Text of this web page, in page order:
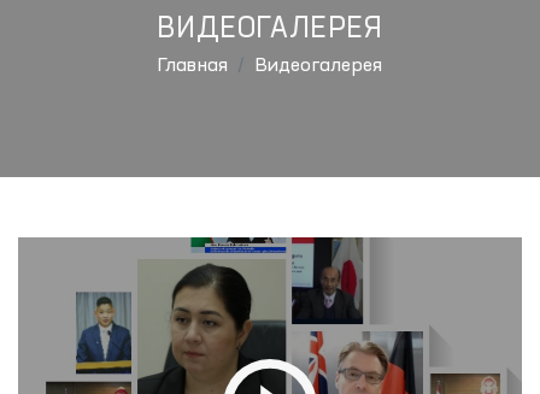
ВИДЕОГАЛЕРЕЯ
Главная Видеогалерея